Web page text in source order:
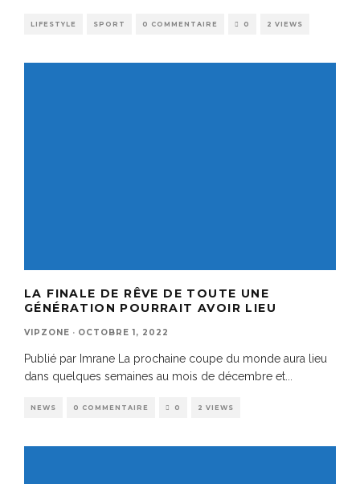
LIFESTYLE SPORT 0 COMMENTAIRE 0 2 VIEWS
LA FINALE DE RÊVE DE TOUTE UNE
GÉNÉRATION POURRAIT AVOIR LIEU
VIPZONE · OCTOBRE 1, 2022
Publié par Imrane La prochaine coupe du monde aura lieu
dans quelques semaines au mois de décembre et...
NEWS 0 COMMENTAIRE 0 2 VIEWS